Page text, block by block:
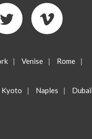
| Venise | Rome
|
Kyoto | Naples | Dubaï